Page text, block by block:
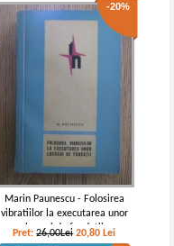
-20%
Marin Paunescu - Folosirea
vibratiilor la executarea unor
lucrari de fundatii
Pret:26,00Lei 20,80 Lei